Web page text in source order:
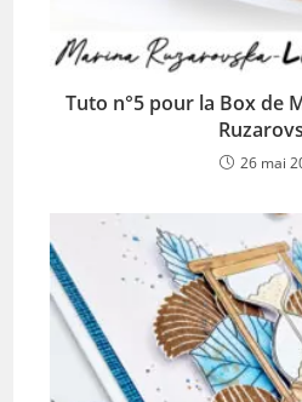
Tuto n°5 pour la Box de
26 mai